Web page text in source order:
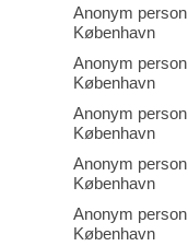
Anonym person
København
Anonym person
København
Anonym person
København
Anonym person
København
Anonym person
København